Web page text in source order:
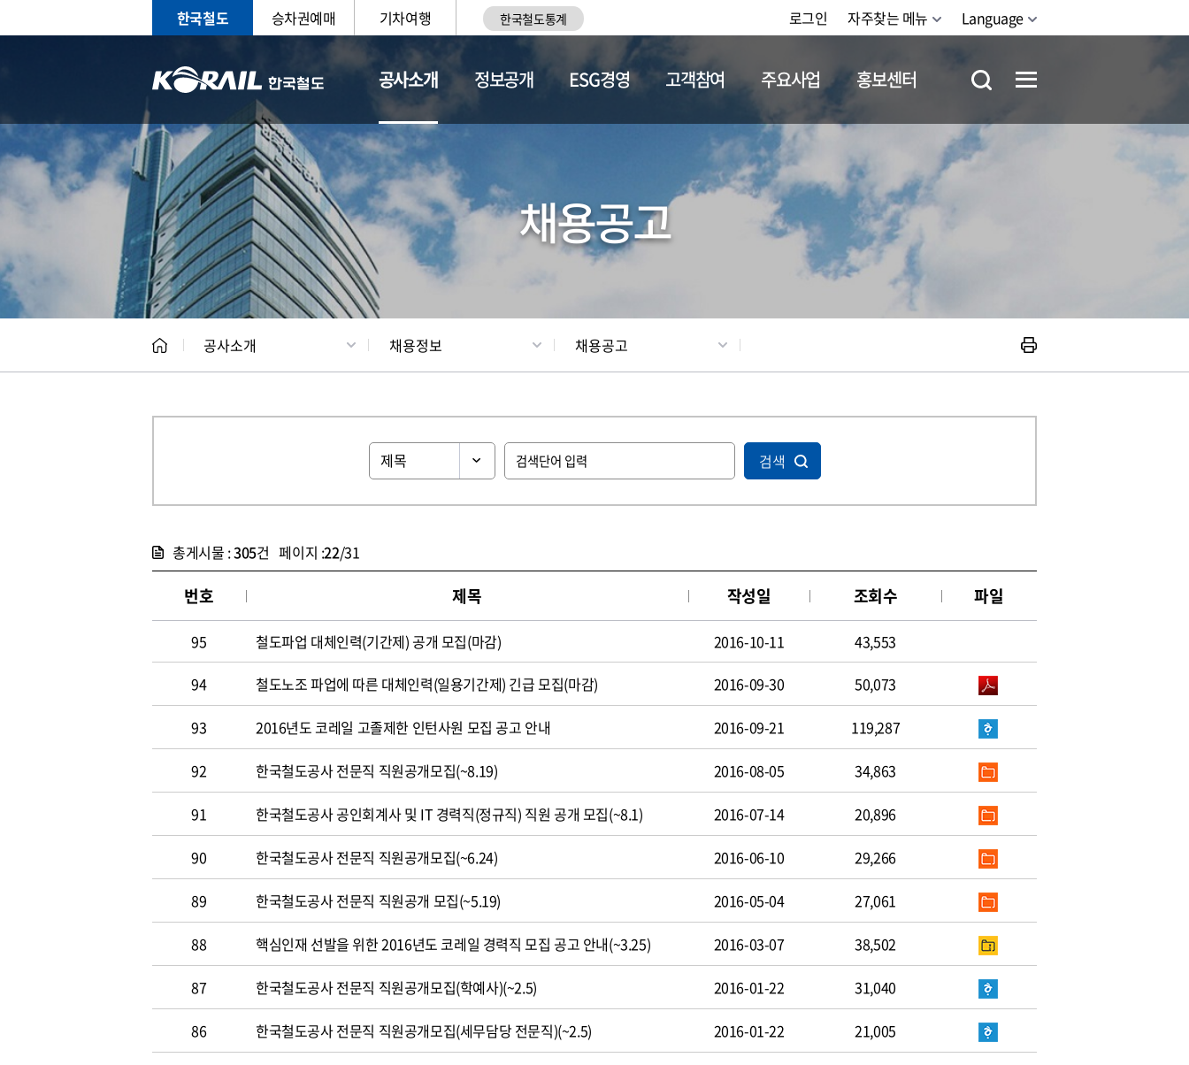
한국철도 승차권예매 기차여행 한국철도통계 로그인 자주찾는 메뉴 Language
공사소개
CEO 일반현황 채용정보
정보공개 ESG경영 고객참여 주요사업 홍보센터
채용공고
공사소개 채용정보 채용공고
검색
총게시물 :305건 페이지 :22/31
번호 제목 작성일 조회수 파일
95 철도파업 대체인력(기간제) 공개 모집(마감) 2016-10-11
43,553
94
철도노조 파업에 따른 대체인력(일용기간제) 긴급 모집(마감) 2016-09-30 50,073
93 2016년도 코레일 고졸제한 인턴사원 모집 공고 안내 2016-09-21 119,287
92 한국철도공사 전문직 직원공개모집(~8.19) 2016-08-05 34,863
91 한국철도공사 공인회계사 및 IT 경력직(정규직) 직원 공개 모집(~8.1) 2016-07-14 20,896
90 한국철도공사 전문직 직원공개모집(~6.24) 2016-06-10 29,266
89 한국철도공사 전문직 직원공개 모집(~5.19) 2016-05-04 27,061
88 핵심인재 선발을 위한 2016년도 코레일 경력직 모집 공고 안내(~3.25) 2016-03-07 38,502
87 한국철도공사 전문직 직원공개모집(학예사)(~2.5) 2016-01-22 31,040
86 한국철도공사 전문직 직원공개모집(세무담당 전문직)(~2.5) 2016-01-22 21,005